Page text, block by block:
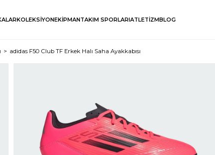
KOLEKSİYONEKİPMANTAKIM SPORLARIATLETİZMBLOG
adidas F50 Club TF Erkek Halı Saha Ayakkabısı